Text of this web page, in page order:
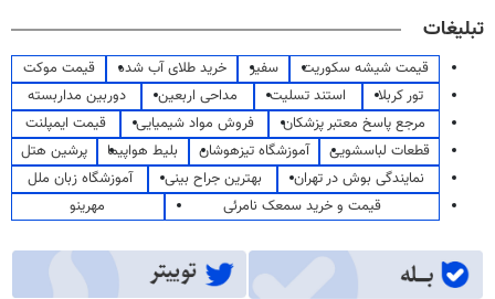
تبلیغات
قیمت شیشه سکوریت سفیر خرید طلای آب شده
قیمت موکت
تور کربلا
استند تسلیت مداحی اربعین
دوربین مداربسته
مرجع پاسخ معتبر پزشکان
فروش مواد شیمیایی
قیمت ایمپلنت
قطعات لباسشویی
آموزشگاه تیزهوشان بلیط هواپیما
پرشین هتل
نمایندگی بوش در تهران
بهترین جراح بینی
آموزشگاه زبان ملل
قیمت و خرید سمعک نامرئی
مهرینو